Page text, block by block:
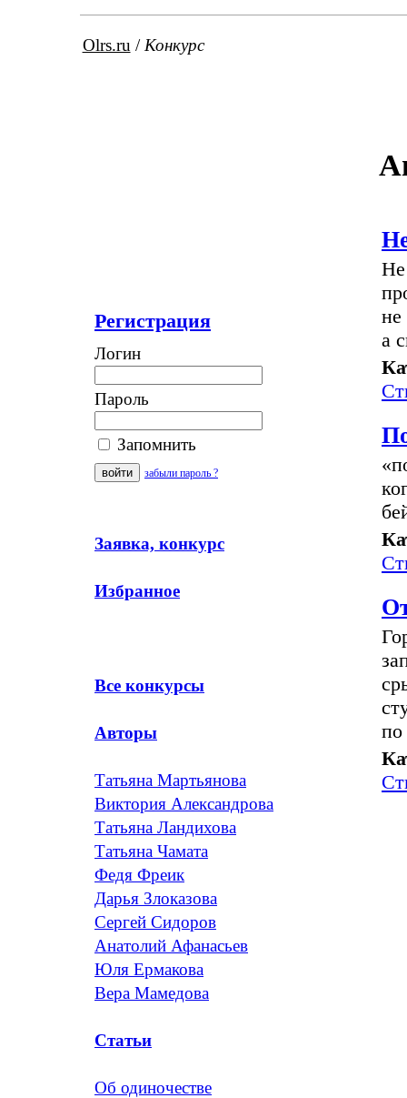
Olrs.ru / Конкурс
Регистрация
Логин
Пароль
Запомнить
забыли пароль ?
Заявка, конкурс
Избранное
Все конкурсы
Авторы
Татьяна Мартьянова
Виктория Александрова
Татьяна Ландихова
Татьяна Чамата
Федя Фреик
Дарья Злоказова
Сергей Сидоров
Анатолий Афанасьев
Юля Ермакова
Вера Мамедова
Статьи
Об одиночестве
не
а
по